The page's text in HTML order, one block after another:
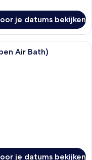
je datums bekijken
slaapkamer met een
Air Bath)
je datums bekijken